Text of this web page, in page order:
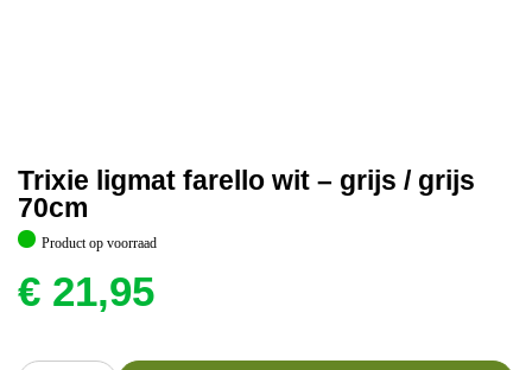
Trixie ligmat farello wit – grijs / grijs
70cm
Product op voorraad
€ 21,95